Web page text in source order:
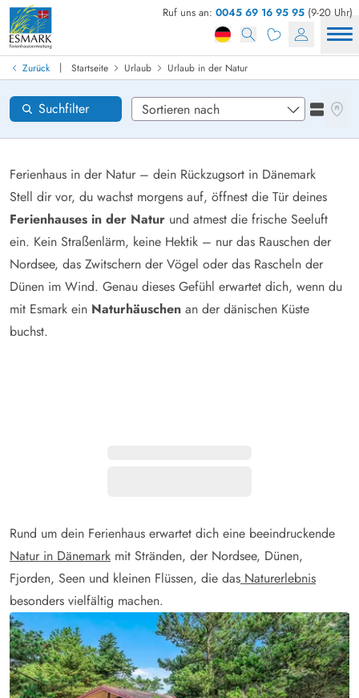
Ruf uns an: 0045 69 16 95 95 (9-20 Uhr)
Zurück | Startseite Urlaub Urlaub in der Natur
Ferienhaus in der Natur – dein Rückzugsort in Dänemark
Stell dir vor, du wachst morgens auf, öffnest die Tür deines
Ferienhauses in der Natur und atmest die frische Seeluft
ein. Kein Straßenlärm, keine Hektik – nur das Rauschen der
Nordsee, das Zwitschern der Vögel oder das Rascheln der
Dünen im Wind. Genau dieses Gefühl erwartet dich, wenn du
mit Esmark ein Naturhäuschen an der dänischen Küste
buchst.
Suchfilter
Ferienhaus in Dänemark finden
Anreise
Gebiete
Wünsche zum Haus Zurücksetzen
Loading...
Rund um dein Ferienhaus erwartet dich eine beeindruckende
Natur in Dänemark mit Stränden, der Nordsee, Dünen,
Fjorden, Seen und kleinen Flüssen, die das Naturerlebnis
besonders vielfältig machen.